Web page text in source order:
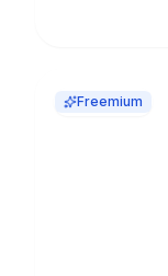
Freemium